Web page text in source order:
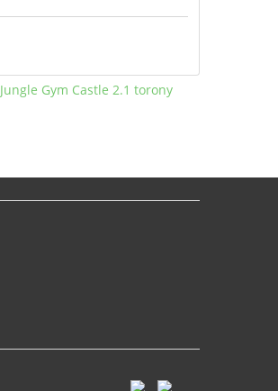
Jungle Gym Castle 2.1 torony